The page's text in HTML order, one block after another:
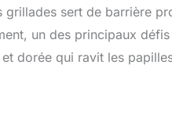
grillades sert de barrière
un des principaux
dorée qui ravit les